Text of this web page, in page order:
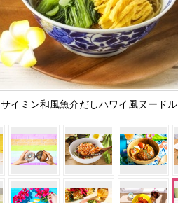
サイミン和風魚介だしハワイ風ヌードル